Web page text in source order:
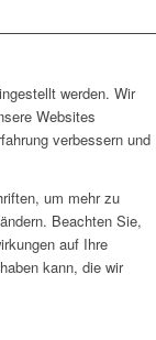
werden. Wir
Websites
verbessern und
um mehr zu
Beachten Sie,
auf Ihre
kann, die wir